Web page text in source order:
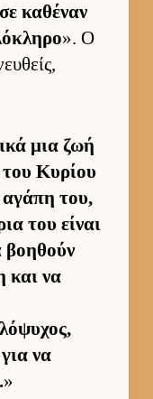
καθέναν
». Ο
μια ζωή
του Κυρίου
του,
του εί­ναι
βοη­θούν
και να
να
»